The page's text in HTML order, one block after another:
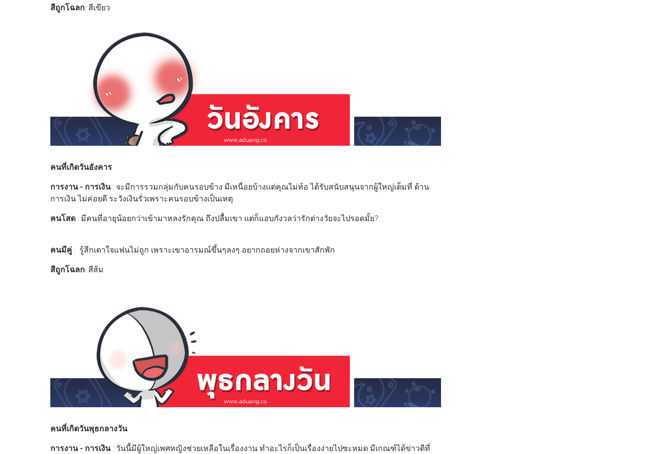
สีถูกโฉลก: สีเขียว
คนที่เกิดวันอังคาร
การงาน - การเงิน : จะมีการรวมกลุ่มกับคนรอบข้าง มีเหนื่อยบ้างแต่คุณไม่ท้อ ได้รับสนับสนุนจากผู้ใหญ่เต็มที่ ด้าน
การเงิน ไม่ค่อยดี ระวังเงินรั่วเพราะคนรอบข้างเป็นเหตุ
คนโสด : มีคนที่อายุน้อยกว่าเข้ามาหลงรักคุณ ถึงปลื้มเขา แต่ก็แอบกังวลว่ารักต่างวัยจะไปรอดมั้ย?
คนมีคู่ : รู้สีกเดาใจแฟนไม่ถูก เพราะเขาอารมณ์ขึ้นๆลงๆ อยากถอยห่างจากเขาสักพัก
สีถูกโฉลก: สีส้ม
คนที่เกิดวันพุธกลางวัน
การงาน - การเงิน : วันนี้มีผู้ใหญ่เพศหญิงช่วยเหลือในเรื่องงาน ทำอะไรก็เป็นเรื่องง่ายไปซะหมด มีเกณฑ์ได้ข่าวดีที่